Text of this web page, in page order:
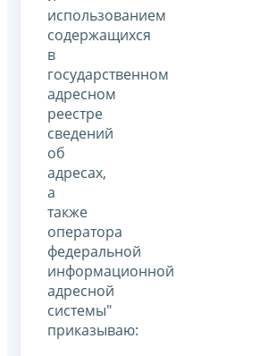
использованием
содержащихся
в
государственном
адресном
реестре
сведений
об
адресах,
а
также
оператора
федеральной
информационной
адресной
системы"
приказываю: